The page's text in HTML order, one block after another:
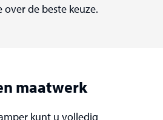
de beste keuze.
maatwerk
kunt u volledig